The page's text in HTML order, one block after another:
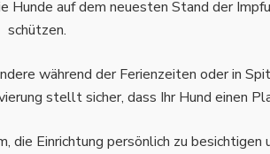
auf dem neuesten Stand der
schützen.
während der Ferienzeiten oder in
stellt sicher, dass Ihr Hund einen
Einrichtung persönlich zu